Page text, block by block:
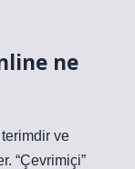
ne
ve
“Çevrimiçi”